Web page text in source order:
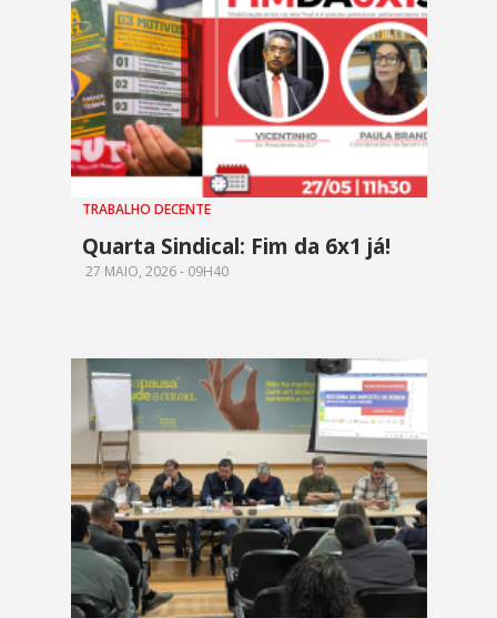
TRABALHO DECENTE
Quarta Sindical: Fim da 6x1 já!
27 MAIO, 2026 - 09H40